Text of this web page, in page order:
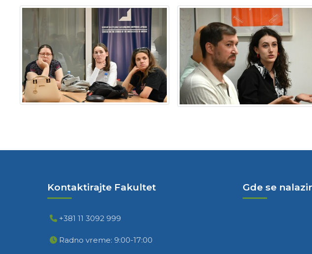
Kontaktirajte Fakultet
+381 11 3092 999
Radno vreme: 9:00-17:00
Gde se